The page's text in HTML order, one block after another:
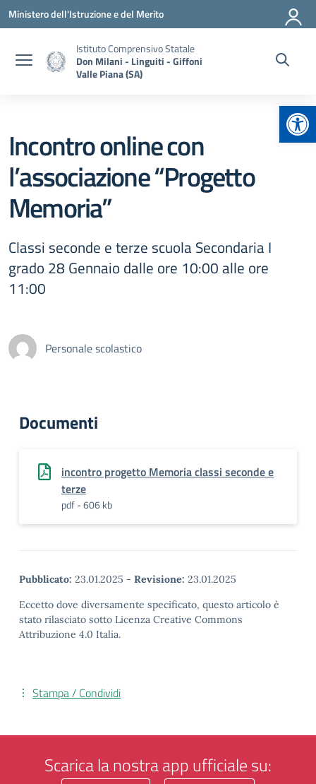
Vai ai contenuti
Vai al menu di navigazione
Vai al footer
Ministero dell'Istruzione e del Merito
Istituto Comprensivo Statale
Don Milani - Linguiti - Giffoni
Valle Piana (SA)
Incontro online con
l’associazione “Progetto
Memoria”
Classi seconde e terze scuola Secondaria I
grado 28 Gennaio dalle ore 10:00 alle ore
11:00
Personale scolastico
Documenti
incontro progetto Memoria classi seconde e
terze
pdf - 606 kb
Pubblicato: 23.01.2025 - Revisione: 23.01.2025
Eccetto dove diversamente specificato, questo articolo è
stato rilasciato sotto Licenza Creative Commons
Attribuzione 4.0 Italia.
Stampa / Condividi
Scarica la nostra app ufficiale su: